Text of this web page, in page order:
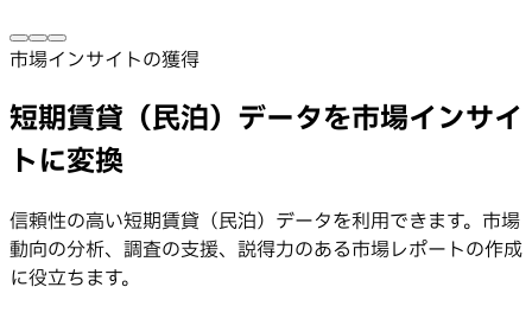
市場インサイトの獲得
短期賃貸（民泊）データを市場インサイ
トに変換
信頼性の高い短期賃貸（民泊）データを利用できます。市場
動向の分析、調査の支援、説得力のある市場レポートの作成
に役立ちます。